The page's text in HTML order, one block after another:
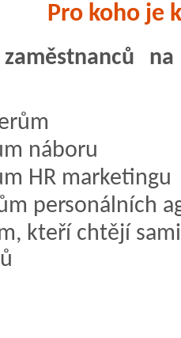
Pro koho je
náboru
HR marketingu
personálních
kteří chtějí